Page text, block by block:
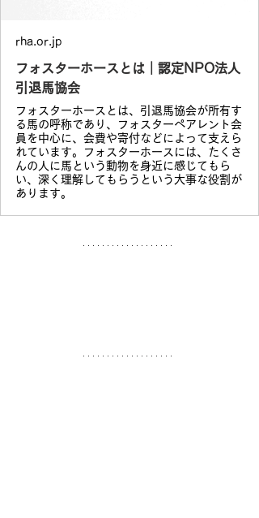
rha.or.jp
フォスターホースとは｜認定NPO法人
引退馬協会
フォスターホースとは、引退馬協会が所有す
る馬の呼称であり、フォスターペアレント会
員を中心に、会費や寄付などによって支えら
れています。フォスターホースには、たくさ
んの人に馬という動物を身近に感じてもら
い、深く理解してもらうという大事な役割が
あります。